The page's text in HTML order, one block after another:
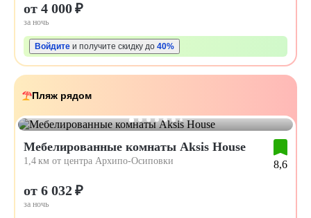
от 4 000 ₽
за ночь
Войдите и получите скидку до 40%
Пляж рядом
Мебелированные комнаты Aksis House
1,4 км от центра Архипо-Осиповки 8,6
от 6 032 ₽
за ночь